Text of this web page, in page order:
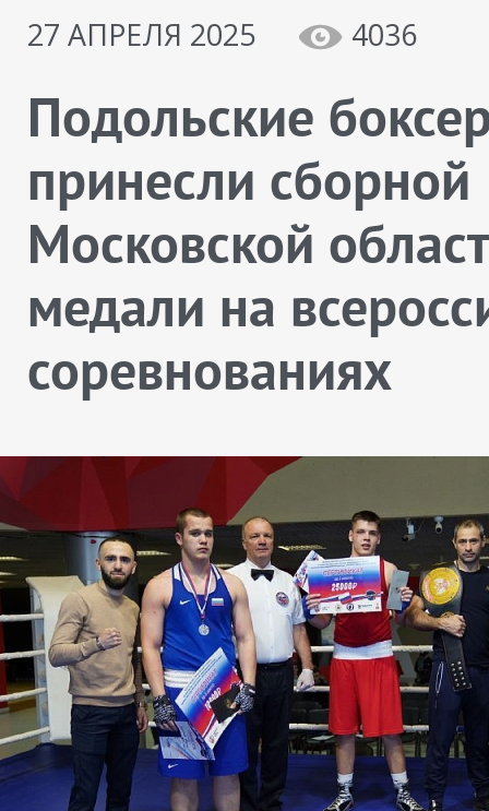
27 АПРЕЛЯ 2025
4036
Подольские
принесли сборной
Московской
медали на
соревнованиях